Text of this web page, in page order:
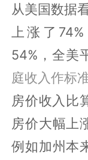
从美国数据
上涨了
54%，全美
庭收入作标准
房价收入比
房价大幅上
例如加州本